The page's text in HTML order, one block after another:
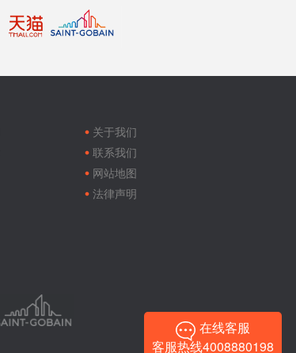
关于我们
联系我们
网站地图
法律声明
在线客服
客服热线4008880198